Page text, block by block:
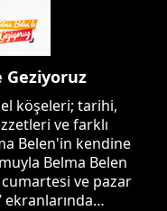
Geziyoruz
köşeleri; tarihi,
ve farklı
Belen'in kendine
Belma Belen
ve pazar
ekranlarında…